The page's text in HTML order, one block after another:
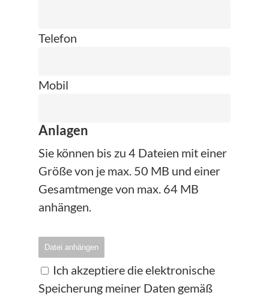
Telefon
Mobil
Anlagen
Sie können bis zu 4 Dateien mit einer
Größe von je max. 50 MB und einer
Gesamtmenge von max. 64 MB
anhängen.
Datei anhängen
Ich akzeptiere die elektronische
Speicherung meiner Daten gemäß